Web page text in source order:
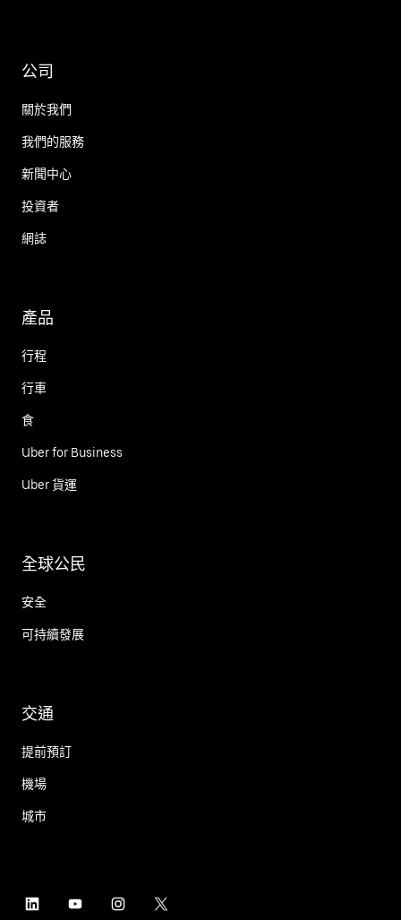
公司
關於我們
我們的服務
新聞中心
投資者
網誌
產品
行程
行車
食
Uber for Business
Uber 貨運
全球公民
安全
可持續發展
交通
提前預訂
機場
城市